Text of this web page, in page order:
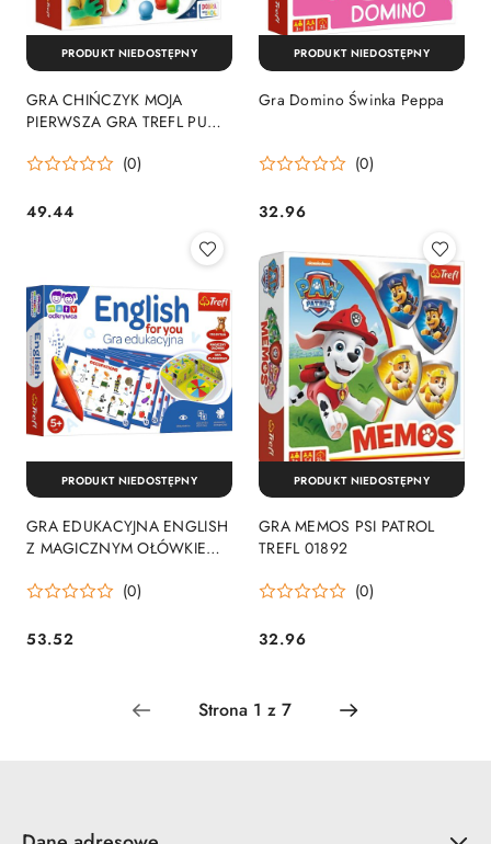
GRA CHIŃCZYK MOJA
PIERWSZA GRA TREFL PUD
(0)
Cena:
49.44
PRODUKT NIEDOSTĘPNY
Gra Domino Świnka Peppa
(0)
Cena:
32.96
PRODUKT NIEDOSTĘPNY
GRA EDUKACYJNA ENGLISH
Z MAGICZNYM OŁÓWKIEM
(0)
Cena:
53.52
PRODUKT NIEDOSTĘPNY
GRA MEMOS PSI PATROL
TREFL 01892
(0)
Cena:
32.96
PRODUKT NIEDOSTĘPNY